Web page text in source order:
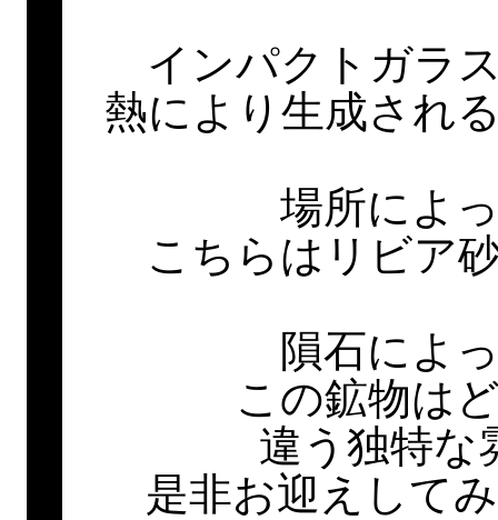
インパクトガラ
熱により生成され
場所によ
こちらはリビア
隕石によ
この鉱物は
違う独特な
是非お迎えして